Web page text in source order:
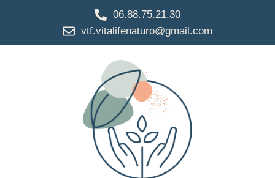
06.88.75.21.30
vtf.vitalifenaturo@gmail.com